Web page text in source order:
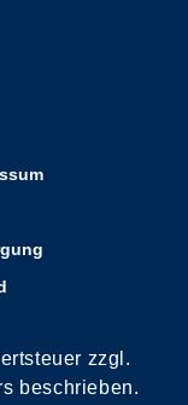
zzgl.
beschrieben.